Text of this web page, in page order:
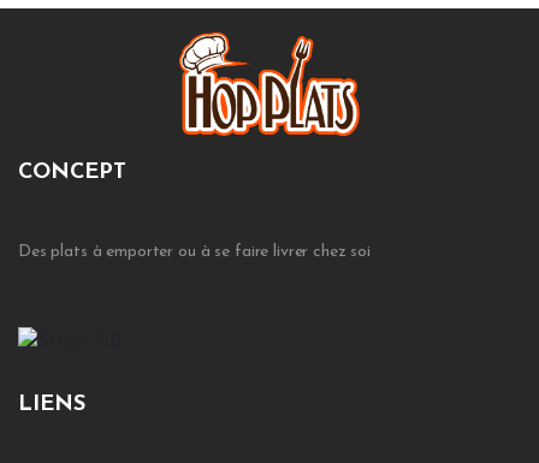
CONCEPT
Des plats à emporter ou à se faire livrer chez soi
LIENS